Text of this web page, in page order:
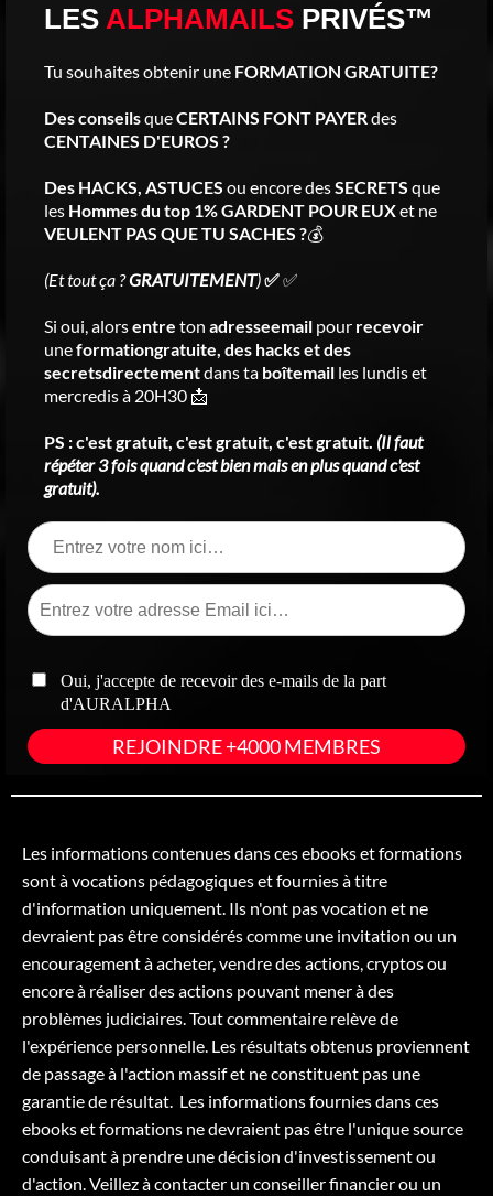
LES ALPHAMAILS PRIVÉS™
Tu souhaites obtenir une FORMATION GRATUITE?
Des conseilsqueCERTAINS FONT PAYERdes
CENTAINES D'EUROS ?
Des HACKS, ASTUCES ou encore desSECRETS que
les Hommes du top 1% GARDENT POUR EUXet ne
VEULENT PAS QUE TU SACHES ?💰
(Et tout ça ?GRATUITEMENT)✅✅
Si oui, alorsentre ton adresseemail pour recevoir
uneformationgratuite, des hacks et des
secretsdirectementdans ta boîtemail les lundis et
mercredis à 20H30 📩
PS : c'est gratuit, c'est gratuit, c'est gratuit. (Il faut
répéter 3 fois quand c'est bien mais en plus quand c'est
gratuit).
Oui, j'accepte de recevoir des e-mails de la part
d'AURALPHA
REJOINDRE +4000 MEMBRES
Les informations contenues dans ces ebooks et formations
sont à vocations pédagogiques et fournies à titre
d'information uniquement. Ils n'ont pas vocation et ne
devraient pas être considérés comme une invitation ou un
encouragement à acheter, vendre des actions, cryptos ou
encore à réaliser des actions pouvant mener à des
problèmes judiciaires. Tout commentaire relève de
l'expérience personnelle. Les résultats obtenus proviennent
de passage à l'action massif et ne constituent pas une
garantie de résultat. Les informations fournies dans ces
ebooks et formations ne devraient pas être l'unique source
conduisant à prendre une décision d'investissement ou
d'action. Veillez à contacter un conseiller financier ou un